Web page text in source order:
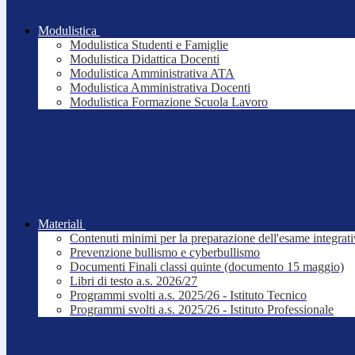
Modulistica
Modulistica Studenti e Famiglie
Modulistica Didattica Docenti
Modulistica Amministrativa ATA
Modulistica Amministrativa Docenti
Modulistica Formazione Scuola Lavoro
Materiali
Contenuti minimi per la preparazione dell'esame
Prevenzione bullismo e cyberbullismo
Documenti Finali classi quinte (documento 15 maggio)
Libri di testo a.s. 2026/27
Programmi svolti a.s. 2025/26 - Istituto Tecnico
Programmi svolti a.s. 2025/26 - Istituto Professionale